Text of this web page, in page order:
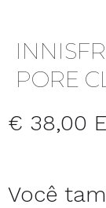
PORE
€ 38,00
Você